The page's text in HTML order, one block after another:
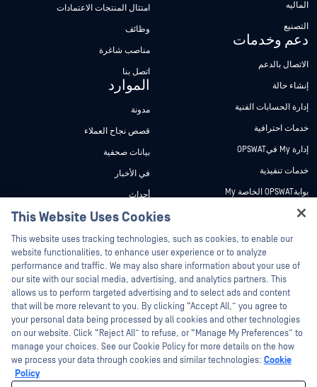
الماليه
التصنيع
دعم وخدمات
الاتصال بالدعم
إنشاء حالة
إدارة الحسابات الفنية
خدمات احترافية
إدارة My فيOPSWAT
خدمات تنفيذية
بوابةOPSWAT الخاصة My
وثائق تقنية
دورات تدريبية
برنامج الثغرات الأمنية
الشركاء
شهادات
شركاء التكنولوجيا
برنامج شركاء القنوات
امتثال المنتجات الاعتمادات
وظائف
مناصب شاغرة
اتصل بنا
الموارد
مدونة
قصص نجاح العملاء
بيانات صحفية
في الأخبار
أحداث
ندوات عبر الإنترنت
أوراق البيانات
مستندات تقنية
أدوات مجانية
©2026 OPSWAT . جميع الحقوق محفوظة. OPSWAT و MetaDefender و Metascan و
MetaAccess OPSWAT و Trust no File. Trust No Device. و OPSWAT و Protecting the
This Website Uses Cookies
This website uses tracking technologies, such as cookies, to enable our
website functionalities, to enhance user experience or to analyze
performance and traffic. We may also share information about your use of
our site with our social media, advertising, and analytics partners. This
allows us to perform targeted advertising and to select ads and content
that will be more relevant to you. By clicking “Accept All,” you agree to
your personal data being processed by all cookies and other technologies
on our website. Click “Reject All” to refuse, or “Manage My Preferences” to
manage your choices. See our Cookie Policy for more details on the how
we process your data through cookies and similar technologies: Cookie
Policy
Hey there!
I'm Ozzy, your OPSWAT virtual assistant.
How can I help you secure what's critical
today?